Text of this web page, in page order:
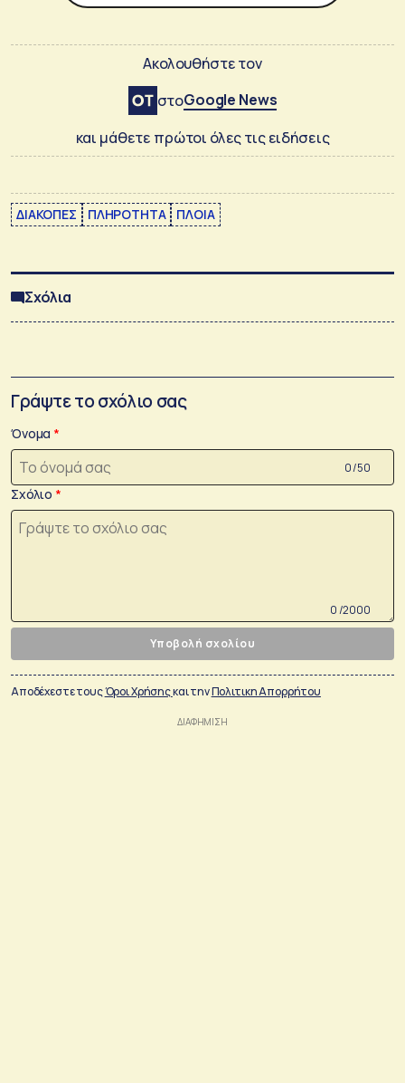
Ακολουθήστε τον
στοGoogle News
και μάθετε πρώτοι όλες τις ειδήσεις
ΔΙΑΚΟΠΕΣ ΠΛΗΡΟΤΗΤΑ ΠΛΟΙΑ
Σχόλια
Γράψτε το σχόλιο σας
Όνομα
0 /50
Σχόλιο
0 /2000
Υποβολή σχολίου
Αποδέχεστε τουςΌροι Χρήσηςκαι τηνΠολιτικη Απορρήτου